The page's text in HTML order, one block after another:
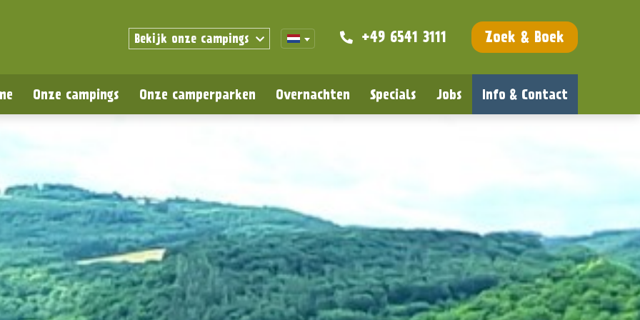
Bekijk onze campings +49 6541 3111 Zoek & Boek
Onze campings Onze camperparken Overnachten Specials Jobs Info & Contact